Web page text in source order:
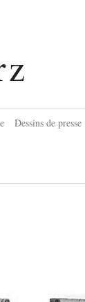
Dessins de presse